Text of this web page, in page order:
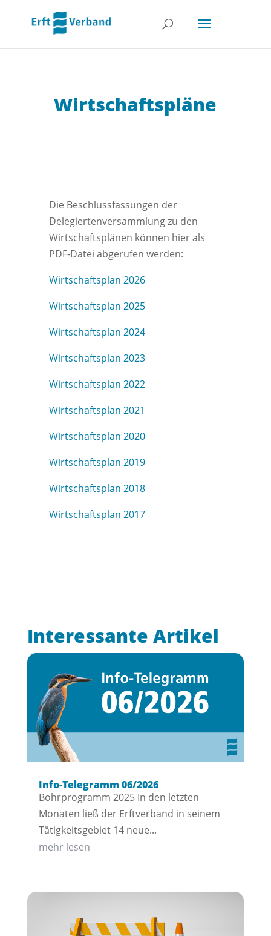
Wirtschafts­pläne
Die Beschlussfassungen der
Delegiertenversammlung zu den
Wirtschaftsplänen können hier als
PDF-Datei abgerufen werden:
Wirtschaftsplan 2026
Wirtschaftsplan 2025
Wirtschaftsplan 2024
Wirtschaftsplan 2023
Wirtschaftsplan 2022
Wirtschaftsplan 2021
Wirtschaftsplan 2020
Wirtschaftsplan 2019
Wirtschaftsplan 2018
Wirtschaftsplan 2017
Interessante Artikel
Info-Telegramm 06/2026
Bohrprogramm 2025 In den letzten
Monaten ließ der Erftverband in seinem
Tätigkeitsgebiet 14 neue...
mehr lesen